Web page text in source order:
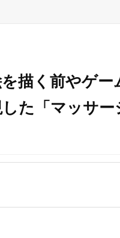
描く前やゲー
た「マッサ